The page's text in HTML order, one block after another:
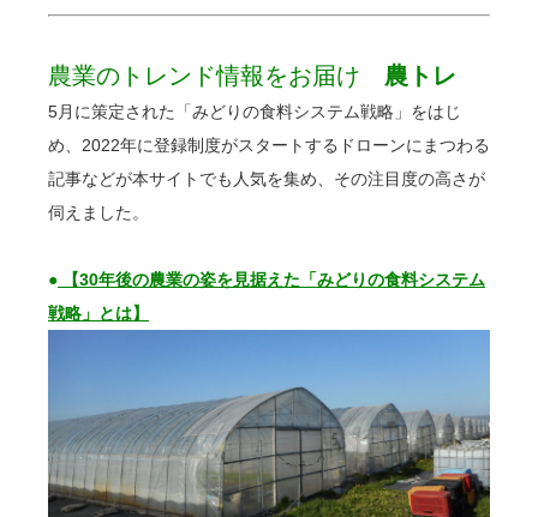
農業のトレンド情報をお届け 農トレ
5月に策定された「みどりの食料システム戦略」をはじ
め、2022年に登録制度がスタートするドローンにまつわる
記事などが本サイトでも人気を集め、その注目度の高さが
伺えました。
● 【30年後の農業の姿を見据えた「みどりの食料システム
戦略」とは】